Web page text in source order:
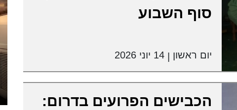
סוף השבוע
יום ראשון 14 יוני 2026
הכבישים הפרועים בדרום: